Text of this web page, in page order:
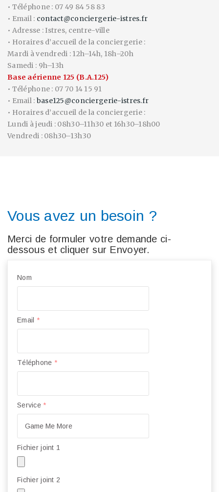
• Téléphone : 07 49 84 58 83
• Email : contact@conciergerie-istres.fr
• Adresse : Istres, centre-ville
• Horaires d’accueil de la conciergerie :
Mardi à vendredi : 12h–14h, 18h–20h
Samedi : 9h–13h
Base aérienne 125 (B.A.125)
• Téléphone : 07 70 14 15 91
• Email : base125@conciergerie-istres.fr
• Horaires d’accueil de la conciergerie :
Lundi à jeudi : 08h30–11h30 et 16h30–18h00
Vendredi : 08h30–13h30
Vous avez un besoin ?
Merci de formuler votre demande ci-
dessous et cliquer sur Envoyer.
Nom
Email *
Téléphone *
Service *
Fichier joint 1
Fichier joint 2